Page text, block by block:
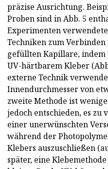
präzise Ausrichtung.
Proben sind in Abb. 5
Experimenten
Techniken zum Verbinden
gefüllten Kapillare,
UV-härtbarem Kleber
externe Technik
Innendurchmesser von
zweite Methode ist
jedoch entschieden, es zu
einer unerwünschten
während der
Klebers auszuschließen
später, eine